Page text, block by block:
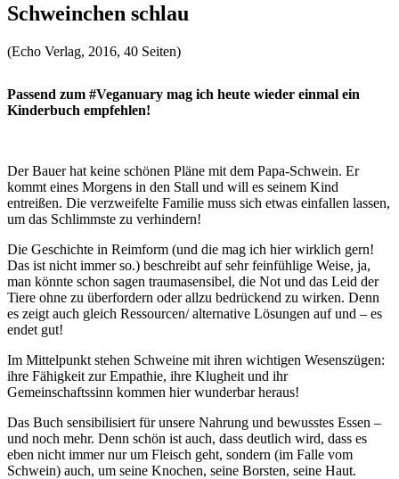
Schweinchen schlau
(Echo Verlag, 2016, 40 Seiten)
Passend zum #Veganuary mag ich heute wieder einmal ein
Kinderbuch empfehlen!
Der Bauer hat keine schönen Pläne mit dem Papa-Schwein. Er
kommt eines Morgens in den Stall und will es seinem Kind
entreißen. Die verzweifelte Familie muss sich etwas einfallen lassen,
um das Schlimmste zu verhindern!
Die Geschichte in Reimform (und die mag ich hier wirklich gern!
Das ist nicht immer so.) beschreibt auf sehr feinfühlige Weise, ja,
man könnte schon sagen traumasensibel, die Not und das Leid der
Tiere ohne zu überfordern oder allzu bedrückend zu wirken. Denn
es zeigt auch gleich Ressourcen/ alternative Lösungen auf und – es
endet gut!
Im Mittelpunkt stehen Schweine mit ihren wichtigen Wesenszügen:
ihre Fähigkeit zur Empathie, ihre Klugheit und ihr
Gemeinschaftssinn kommen hier wunderbar heraus!
Das Buch sensibilisiert für unsere Nahrung und bewusstes Essen –
und noch mehr. Denn schön ist auch, dass deutlich wird, dass es
eben nicht immer nur um Fleisch geht, sondern (im Falle vom
Schwein) auch, um seine Knochen, seine Borsten, seine Haut.